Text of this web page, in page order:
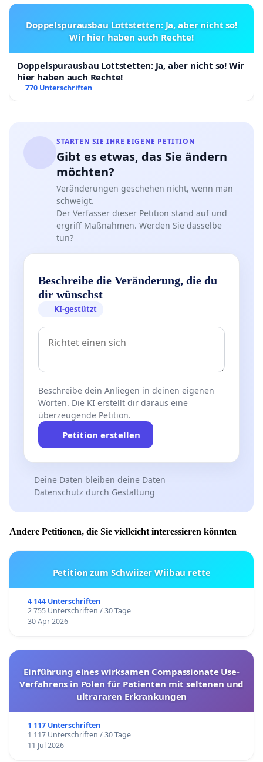
Doppelspurausbau Lottstetten: Ja, aber nicht so!
Wir hier haben auch Rechte!
Doppelspurausbau Lottstetten: Ja, aber nicht so! Wir
hier haben auch Rechte!
770 Unterschriften
STARTEN SIE IHRE EIGENE PETITION
Gibt es etwas, das Sie ändern
möchten?
Veränderungen geschehen nicht, wenn man
schweigt.
Der Verfasser dieser Petition stand auf und
ergriff Maßnahmen. Werden Sie dasselbe
tun?
Beschreibe die Veränderung, die du
dir wünschst
KI-gestützt
Beschreibe dein Anliegen in deinen eigenen
Worten. Die KI erstellt dir daraus eine
überzeugende Petition.
Petition erstellen
Deine Daten bleiben deine Daten
Datenschutz durch Gestaltung
Andere Petitionen, die Sie vielleicht interessieren könnten
Petition zum Schwiizer Wiibau rette
4 144 Unterschriften
2 755 Unterschriften / 30 Tage
30 Apr 2026
Einführung eines wirksamen Compassionate Use-
Verfahrens in Polen für Patienten mit seltenen und
ultrararen Erkrankungen
1 117 Unterschriften
1 117 Unterschriften / 30 Tage
11 Jul 2026